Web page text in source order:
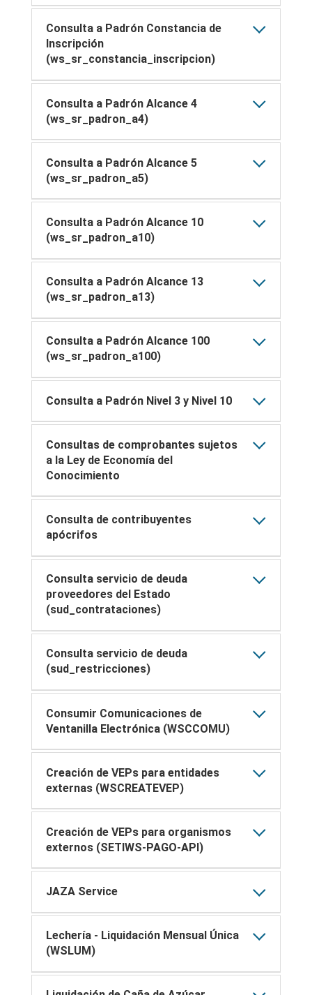
Consulta a Padrón Constancia de
Inscripción
(ws_sr_constancia_inscripcion)
Consulta a Padrón Alcance 4
(ws_sr_padron_a4)
Consulta a Padrón Alcance 5
(ws_sr_padron_a5)
Consulta a Padrón Alcance 10
(ws_sr_padron_a10)
Consulta a Padrón Alcance 13
(ws_sr_padron_a13)
Consulta a Padrón Alcance 100
(ws_sr_padron_a100)
Consulta a Padrón Nivel 3 y Nivel 10
Consultas de comprobantes sujetos
a la Ley de Economía del
Conocimiento
Consulta de contribuyentes
apócrifos
Consulta servicio de deuda
proveedores del Estado
(sud_contrataciones)
Consulta servicio de deuda
(sud_restricciones)
Consumir Comunicaciones de
Ventanilla Electrónica (WSCCOMU)
Creación de VEPs para entidades
externas (WSCREATEVEP)
Creación de VEPs para organismos
externos (SETIWS-PAGO-API)
JAZA Service
Lechería - Liquidación Mensual Única
(WSLUM)